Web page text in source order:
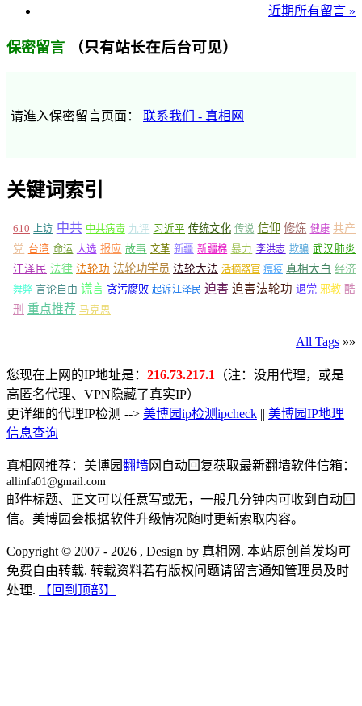
近期所有留言 »
保密留言 （只有站长在后台可见）
请進入保密留言页面： 联系我们 - 真相网
关键词索引
610 上访 中共 中共病毒 九评 习近平 传统文化 传说 信仰 修炼 健康 共产
党 台湾 命运 大选 报应 故事 文革 新疆 新疆棉 暴力 李洪志 欺骗 武汉肺炎
江泽民 法律 法轮功 法轮功学员 法轮大法 活摘器官 瘟疫 真相大白 经济
舞弊 言论自由 谎言 贪污腐败 起诉江泽民 迫害 迫害法轮功 退党 邪教 酷
刑 重点推荐 马克思
All Tags »»
您现在上网的IP地址是： 216.73.217.1
（注：没用代理，或是
高匿名代理、VPN隐藏了真实IP）
更详细的代理IP检测 --> 美博园ip检测ipcheck || 美博园IP地理
信息查询
真相网推荐：美博园翻墙网自动回复获取最新翻墙软件信箱：
allinfa01@gmail.com
邮件标题、正文可以任意写或无，一般几分钟内可收到自动回
信。美博园会根据软件升级情况随时更新索取内容。
Copyright © 2007 - 2026 , Design by 真相网. 本站原创首发均可
免费自由转载. 转载资料若有版权问题请留言通知管理员及时
处理.
【回到顶部】